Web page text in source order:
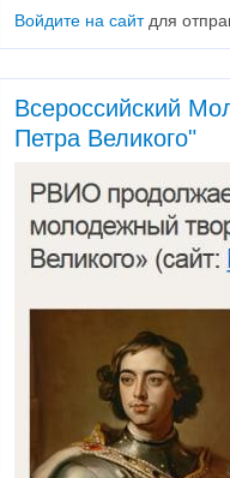
Войдите на сайтдля
Всероссийский
Петра Великого"